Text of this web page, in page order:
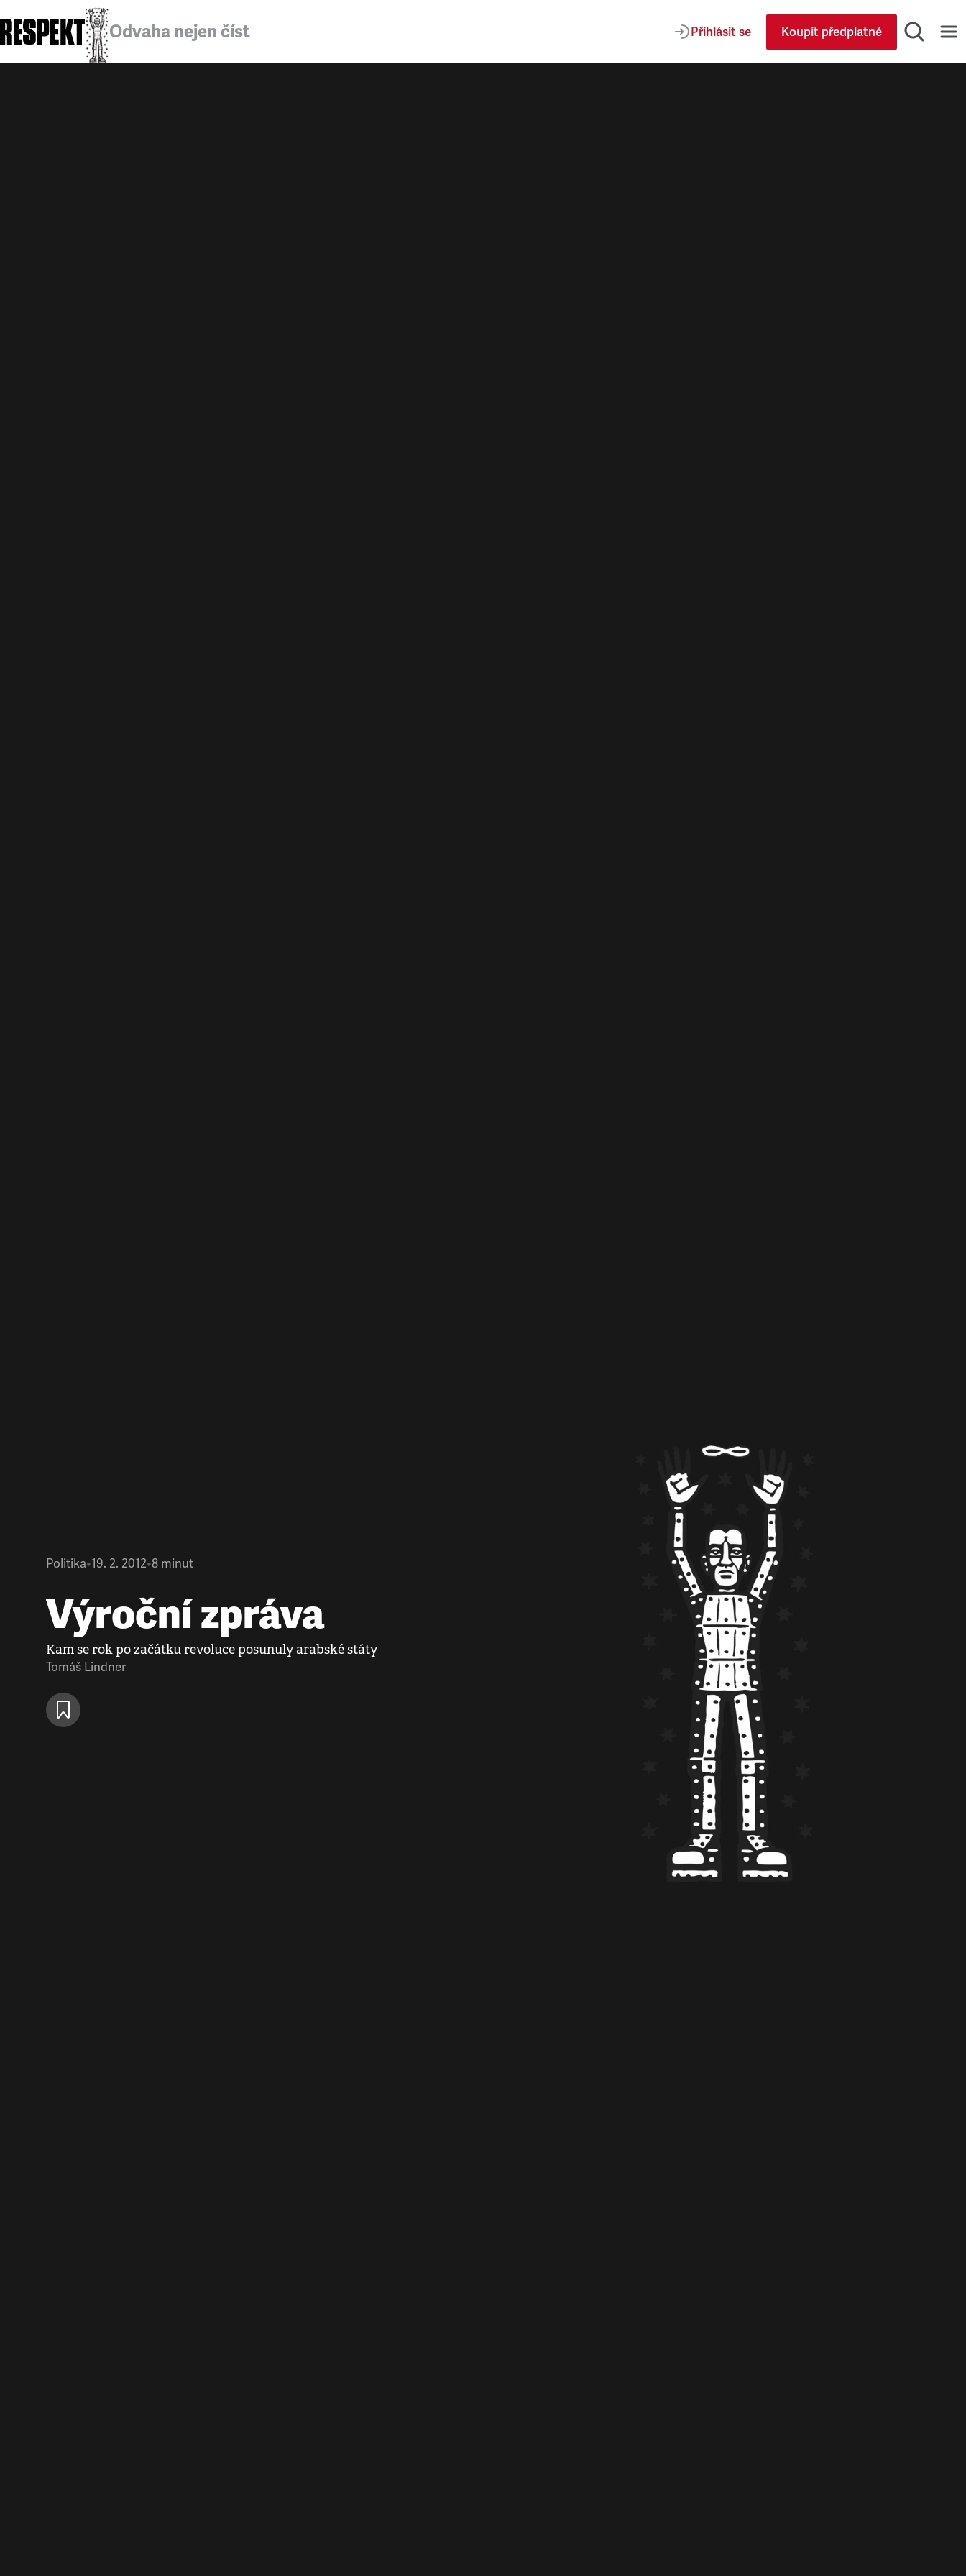
Odvaha nejen číst Přihlásit se Koupit předplatné
Politika•19. 2. 2012•8 minut
Výroční zpráva
Kam se rok po začátku revoluce posunuly arabské státy
Tomáš Lindner